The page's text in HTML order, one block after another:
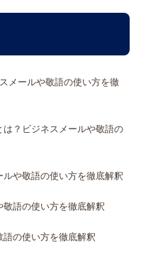
メールや敬語の使い方を徹
は？ビジネスメールや敬語の
ルや敬語の使い方を徹底解釈
敬語の使い方を徹底解釈
語の使い方を徹底解釈